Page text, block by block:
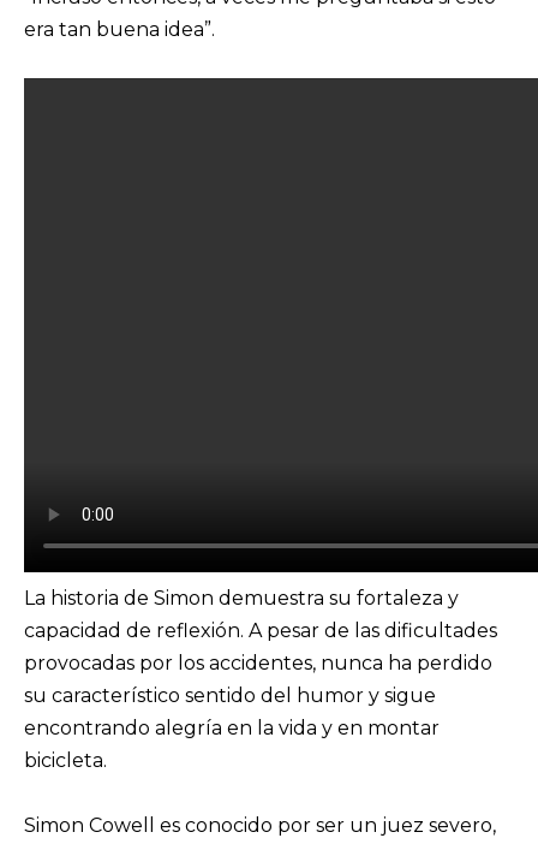
era tan buena idea”.
La historia de Simon demuestra su fortaleza y
capacidad de reflexión. A pesar de las dificultades
provocadas por los accidentes, nunca ha perdido
su característico sentido del humor y sigue
encontrando alegría en la vida y en montar
bicicleta.
Simon Cowell es conocido por ser un juez severo,